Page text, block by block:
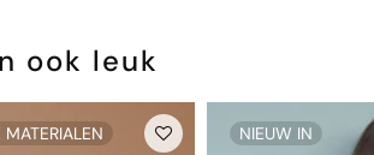
en gezondheidsredenen kunnen alle
worden geretourneerd.
ook leuk
MATERIALEN NIEUW IN